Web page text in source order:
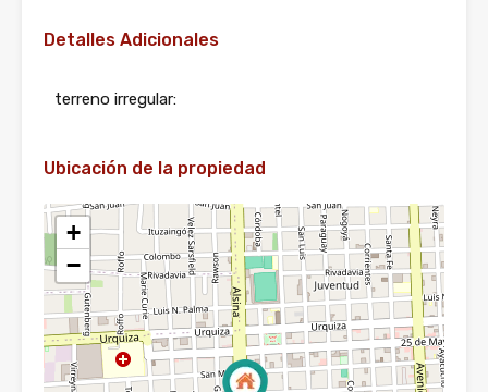
Detalles Adicionales
terreno irregular:
Ubicación de la propiedad
+
−